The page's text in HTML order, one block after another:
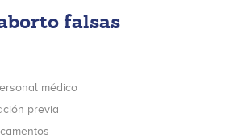
falsas
médico
previa